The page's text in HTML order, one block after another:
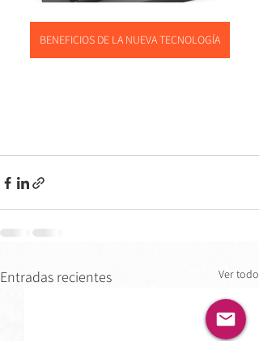
BENEFICIOS DE LA NUEVA TECNOLOGÍA
Entradas recientes Ver todo